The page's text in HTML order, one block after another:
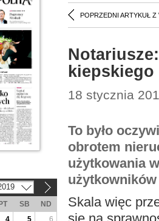
POPRZEDNI ARTYKUŁ Z
kiepskiego
18 stycznia
To było
obrotem
użytkowania
Skala więc
SB
ND
4 5
6